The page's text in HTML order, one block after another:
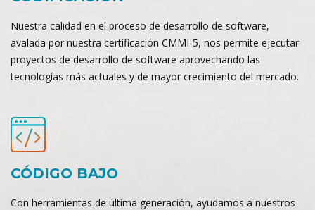
Nuestra calidad en el proceso de desarrollo de software,
avalada por nuestra certificación CMMI-5, nos permite ejecutar
proyectos de desarrollo de software aprovechando las
tecnologías más actuales y de mayor crecimiento del mercado.
CÓDIGO BAJO
Con herramientas de última generación, ayudamos a nuestros